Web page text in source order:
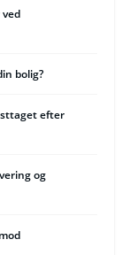
bolig?
efter
og